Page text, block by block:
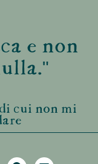
e non
cui non mi